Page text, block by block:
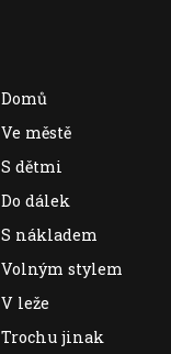
Domů
Ve městě
S dětmi
Do dálek
S nákladem
Volným stylem
V leže
Trochu jinak